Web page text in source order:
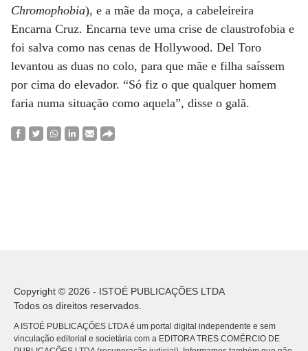
Chromophobia), e a mãe da moça, a cabeleireira
Encarna Cruz. Encarna teve uma crise de claustrofobia e
foi salva como nas cenas de Hollywood. Del Toro
levantou as duas no colo, para que mãe e filha saíssem
por cima do elevador. “Só fiz o que qualquer homem
faria numa situação como aquela”, disse o galã.
Copyright © 2026 - ISTOÉ PUBLICAÇÕES LTDA
Todos os direitos reservados.
A ISTOÉ PUBLICAÇÕES LTDA é um portal digital independente e sem
vinculação editorial e societária com a EDITORA TRES COMÉRCIO DE